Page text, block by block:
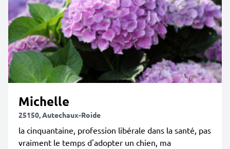
Michelle
25150, Autechaux-Roide
la cinquantaine, profession libérale dans la santé, pas
vraiment le temps d'adopter un chien, ma